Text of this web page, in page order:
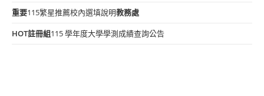
重要115繁星推薦校內選填說明教務處
HOT註冊組115 學年度大學學測成績查詢公告